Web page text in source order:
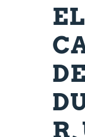
EL
DE
R,